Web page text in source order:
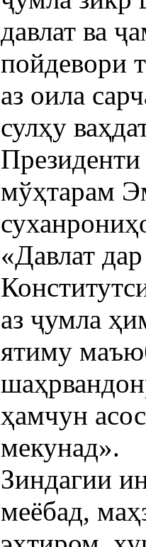
давлат ва
пойдевори
аз оила
сулҳу
мўҳтарам
«Давлат
аз ҷумла
ятиму
ҳамчун
мекунад».
Зиндагии
меёбад,